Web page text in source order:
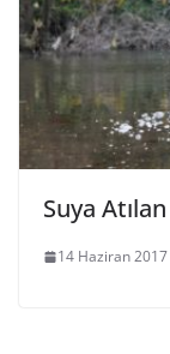
Suya
14 Haziran 2017